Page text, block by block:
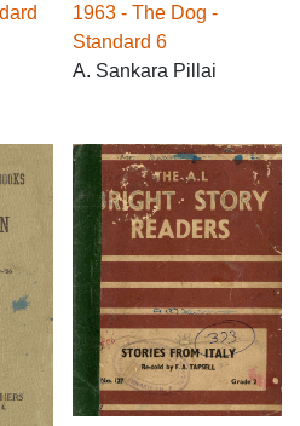
1963 - The Dog -
Standard 6
A. Sankara Pillai